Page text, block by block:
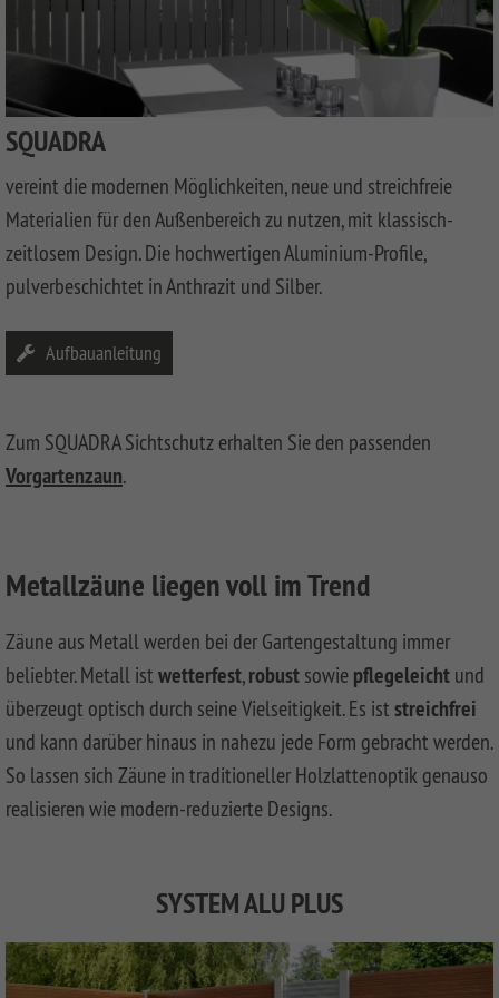
BOARD
XL
SYSTEM
BOARD
SYSTEM
GLAS
SYSTEM
ALU
XL
SYSTEM
ALU
PLUS
RHOMBUS
SYSTEM
NEO
WPC
PLATINUM
SYSTEM
PLATINUM
XL
SYSTEM
WPC
SYSTEM
WPC
Fence
RHOMBUS
SYSTEM
ALU
XL
SYSTEM
ALU
PLUS
SYSTEM
FLOW
DESIGN
ALU
JUMBO
WPC
SYSTEM
NEO
WPC
PLATINUM
SYSTEM
WPC
PLATINUM
SYSTEM
WPC
PLATINUM
XL
SYSTEM
WPC
CLASSIC
Synthetic
Fences
WEAVE
LÜX
WEAVE
Softwood
Fences,
Coulour
Varnished
Softwood
Fences,
Wood
Fences
NEO
HOLZ
SYSTEM
GRAZIA
NEO
DESIGN
ARZAGO
LETTLAND
&
Front
Garden
Fences
Fences
LONGLIFE
CLEO
LONGLIFE
CARA
XL
LONGLIFE
CARA
Garden
Fences
Of
WPC
Metal
SQUADRA
Front
KIBU
Thermo-
Holz
ALU
DREAMDECK
PRESTIGE
DREAMDECK
WPC
PLATINUM
DREAMDECK
WPC
DREAMDECK
Lichtsystem
Storage
BINTO
System
Playground
WINNETOO
WINNETOO
PRO
Sandboxes
And
Swings
Planters
Thermoholz
Pflanzkästen
Rhombus
Softwood
Planters
pressure
Wish
Materialkunde
SQUADRA
vereint die modernen Möglichkeiten, neue und streichfreie
Materialien für den Außenbereich zu nutzen, mit klassisch-
zeitlosem Design. Die hochwertigen Aluminium-Profile,
pulverbeschichtet in Anthrazit und Silber.
Aufbauanleitung
Zum SQUADRA Sichtschutz erhalten Sie den passenden
Vorgartenzaun.
Metallzäune liegen voll im Trend
Zäune aus Metall werden bei der Gartengestaltung immer
beliebter. Metall ist wetterfest,robust sowie pflegeleicht und
überzeugt optisch durch seine Vielseitigkeit. Es ist streichfrei
und kann darüber hinaus in nahezu jede Form gebracht werden.
So lassen sich Zäune in traditioneller Holzlattenoptik genauso
realisieren wie modern-reduzierte Designs.
SYSTEM ALU PLUS